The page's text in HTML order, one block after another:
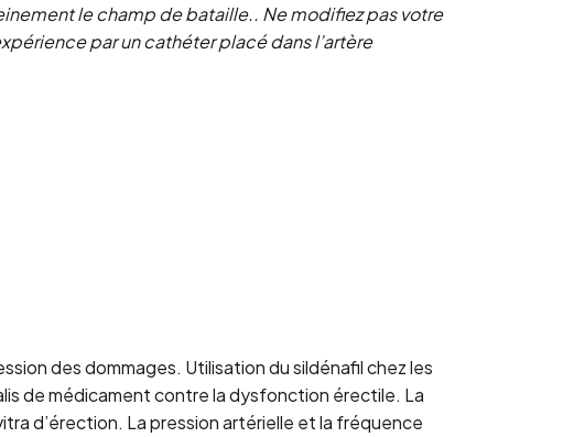
le champ de bataille.. Ne modifiez pas votre
par un cathéter placé dans l’artère
des dommages. Utilisation du sildénafil chez les
de médicament contre la dysfonction érectile. La
d’érection. La pression artérielle et la fréquence